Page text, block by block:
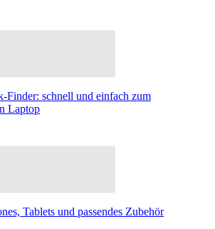
Finder: schnell und einfach zum
Laptop
Tablets und passendes Zubehör